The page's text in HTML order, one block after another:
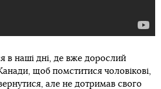
в наші дні, де вже дорослий
щоб помститися чоловікові,
але не дотримав свого